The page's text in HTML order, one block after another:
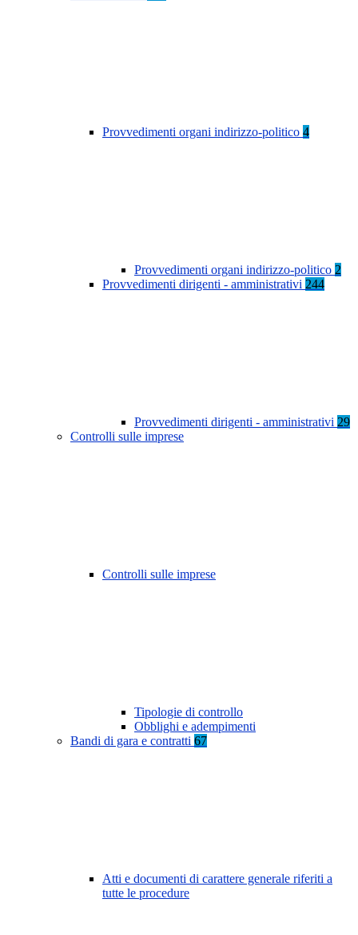
Provvedimenti organi indirizzo-politico 4
Provvedimenti organi indirizzo-politico 2
Provvedimenti dirigenti - amministrativi 244
Provvedimenti dirigenti - amministrativi 29
Controlli sulle imprese
Controlli sulle imprese
Tipologie di controllo
Obblighi e adempimenti
Bandi di gara e contratti 67
Atti e documenti di carattere generale riferiti a
tutte le procedure